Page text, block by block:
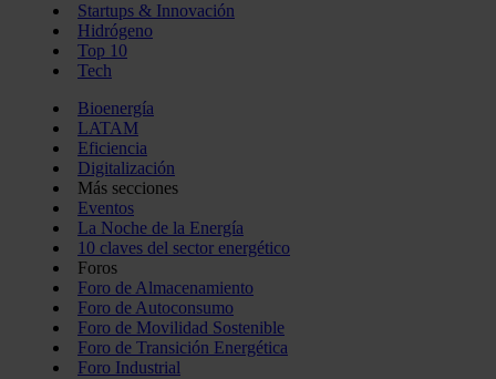
Startups & Innovación
Hidrógeno
Top 10
Tech
Bioenergía
LATAM
Eficiencia
Digitalización
Más secciones
Eventos
La Noche de la Energía
10 claves del sector energético
Foros
Foro de Almacenamiento
Foro de Autoconsumo
Foro de Movilidad Sostenible
Foro de Transición Energética
Foro Industrial